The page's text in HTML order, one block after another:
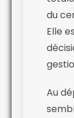
du
Elle
Au